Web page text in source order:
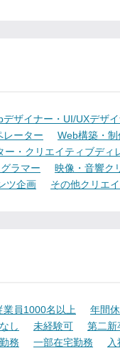
デザイナー・UI/UXデザ
レーター
Web構築・
ー・クリエイティブディ
ラマー
映像・音響ク
ツ企画 その他クリエ
業員1000名以上
年間
し 未経験可 第二新
務 一部在宅勤務